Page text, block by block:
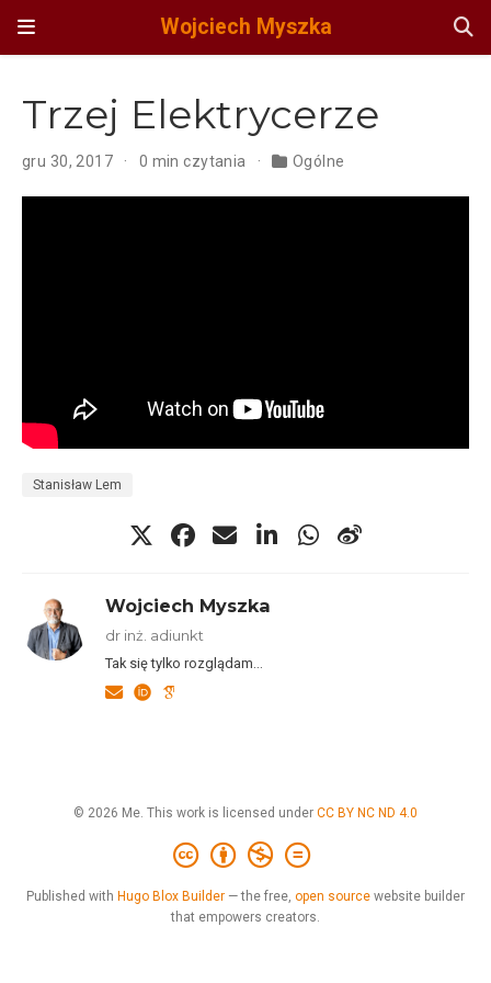
Wojciech Myszka
Trzej Elektrycerze
gru 30, 2017 0 min czytania Ogólne
Stanisław Lem
Wojciech Myszka
dr inż. adiunkt
Tak się tylko rozglądam…
© 2026 Me. This work is licensed under CC BY NC ND 4.0
Published with Hugo Blox Builder — the free, open source website builder
that empowers creators.